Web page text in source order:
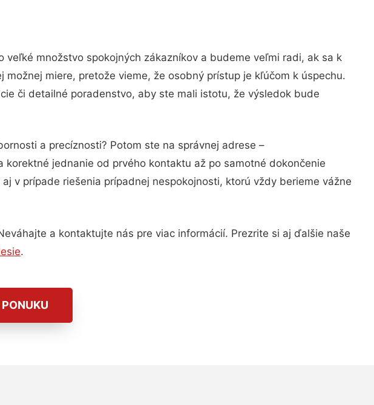
veľké množstvo spokojných zákazníkov a budeme veľmi radi, ak sa k
miere, pretože vieme, že osobný prístup je kľúčom k úspechu.
či detailné poradenstvo, aby ste mali istotu, že výsledok bude
a precíznosti? Potom ste na správnej adrese –
jednanie od prvého kontaktu až po samotné dokončenie
v prípade riešenia prípadnej nespokojnosti, ktorú vždy berieme vážne
a kontaktujte nás pre viac informácií. Prezrite si aj ďalšie naše
.